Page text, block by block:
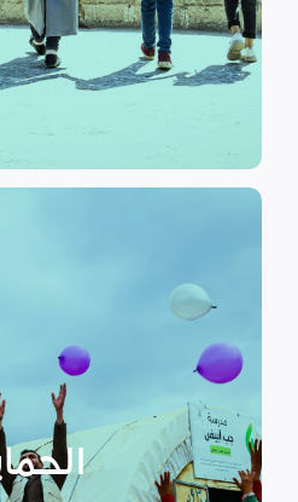
نهدف إلى توفير
الأسر المهمشة
عبر تعزيز المساعدة
تراعي الأمور
الاجتماعي